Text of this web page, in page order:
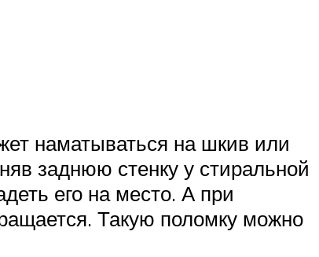
наматываться на шкив или
заднюю стенку у стиральной
его на место. А при
Такую поломку можно